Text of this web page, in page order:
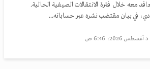
معه خلال فترة الانتقالات الصيفية الحالية.
في بيان مقتضب نشره عبر حساباته...